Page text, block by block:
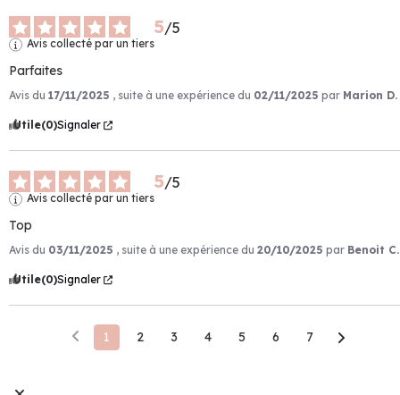
5/5
Avis collecté par un tiers
Parfaites
Avis du 17/11/2025 , suite à une expérience du 02/11/2025 par Marion D.
Utile(0)Signaler
5/5
Avis collecté par un tiers
Top
Avis du 03/11/2025 , suite à une expérience du 20/10/2025 par Benoit C.
Utile(0)Signaler
1 2 3 4 5 6 7